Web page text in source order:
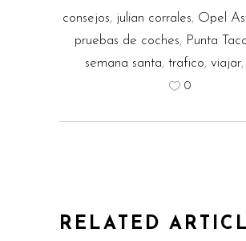
consejos, julian corrales, Opel
pruebas de coches, Punta
semana santa, trafico, viajar,
0
RELATED